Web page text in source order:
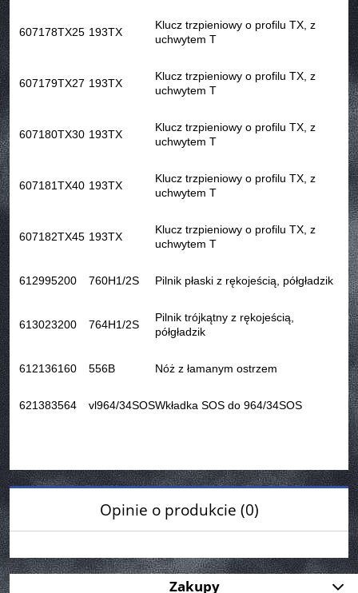
607178TX25 193TX
Klucz trzpieniowy o profilu TX, z
uchwytem T
607179TX27 193TX
Klucz trzpieniowy o profilu TX, z
uchwytem T
607180TX30 193TX
Klucz trzpieniowy o profilu TX, z
uchwytem T
607181TX40 193TX
Klucz trzpieniowy o profilu TX, z
uchwytem T
607182TX45 193TX
Klucz trzpieniowy o profilu TX, z
uchwytem T
612995200 760H1/2S Pilnik płaski z rękojeścią, półgładzik
613023200 764H1/2S
Pilnik trójkątny z rękojeścią,
półgładzik
612136160 556B Nóż z łamanym ostrzem
621383564 vl964/34SOSWkładka SOS do 964/34SOS
Opinie o produkcie (0)
Zakupy